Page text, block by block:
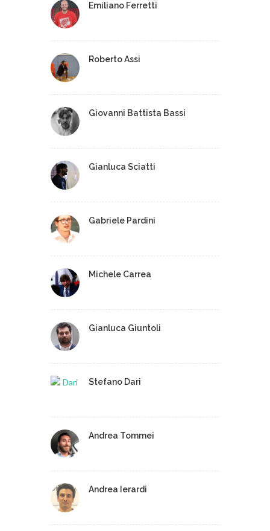
Emiliano Ferretti
Roberto Assi
Giovanni Battista Bassi
Gianluca Sciatti
Gabriele Pardini
Michele Carrea
Gianluca Giuntoli
Stefano Dari
Andrea Tommei
Andrea Ierardi